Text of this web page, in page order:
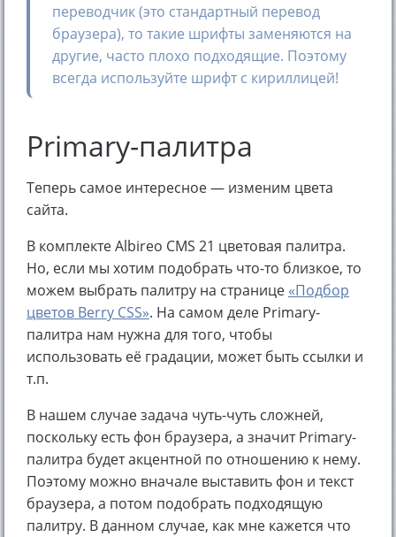
переводчик (это стандартный перевод
браузера), то такие шрифты заменяются на
другие, часто плохо подходящие. Поэтому
всегда используйте шрифт с кириллицей!
Primary-палитра
Теперь самое интересное — изменим цвета
сайта.
В комплекте Albireo CMS 21 цветовая палитра.
Но, если мы хотим подобрать что-то близкое, то
можем выбрать палитру на странице «Подбор
цветов Berry CSS». На самом деле Primary-
палитра нам нужна для того, чтобы
использовать её градации, может быть ссылки и
т.п.
В нашем случае задача чуть-чуть сложней,
поскольку есть фон браузера, а значит Primary-
палитра будет акцентной по отношению к нему.
Поэтому можно вначале выставить фон и текст
браузера, а потом подобрать подходящую
палитру. В данном случае, как мне кажется что